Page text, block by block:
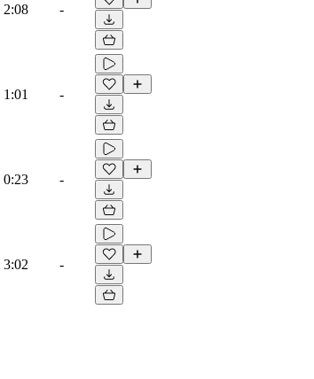
2:08 -
1:01 -
0:23 -
3:02 -